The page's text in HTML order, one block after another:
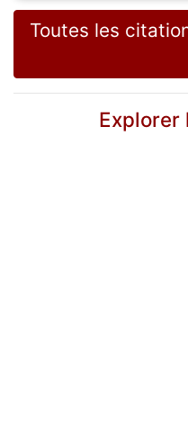
Toutes les
Explorer